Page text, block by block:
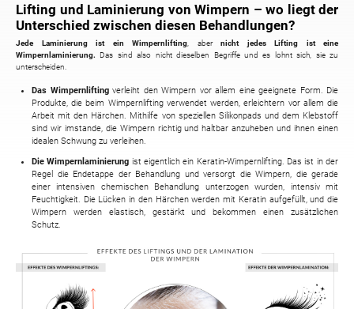
Lifting und Laminierung von Wimpern – wo liegt der
Unterschied zwischen diesen Behandlungen?
Jede Laminierung ist ein Wimpernlifting , aber nicht jedes Lifting ist eine
Wimpernlaminierung. Das sind also nicht dieselben Begriffe und es lohnt sich, sie zu
unterscheiden.
Das Wimpernliftingverleiht den Wimpern vor allem eine geeignete Form. Die
Produkte, die beim Wimpernlifting verwendet werden, erleichtern vor allem die
Arbeit mit den Härchen. Mithilfe von speziellen Silikonpads und dem Klebstoff
sind wir imstande, die Wimpern richtig und haltbar anzuheben und ihnen einen
idealen Schwung zu verleihen.
Die Wimpernlaminierung ist eigentlich ein Keratin-Wimpernlifting. Das ist in der
Regel die Endetappe der Behandlung und versorgt die Wimpern, die gerade
einer intensiven chemischen Behandlung unterzogen wurden, intensiv mit
Feuchtigkeit. Die Lücken in den Härchen werden mit Keratin aufgefüllt, und die
Wimpern werden elastisch, gestärkt und bekommen einen zusätzlichen
Schutz.